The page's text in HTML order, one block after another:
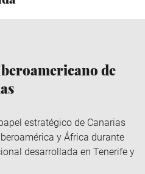
de
estratégico de Canarias
y África durante
desarrollada en Tenerife y